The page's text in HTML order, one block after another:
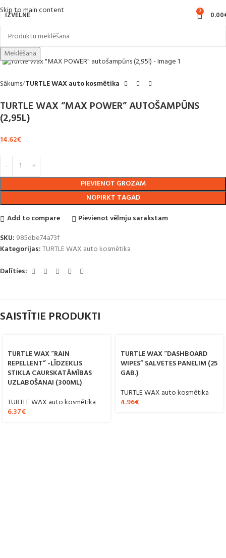
Skip to main content
IZVĒLNE 0 0.00
MeklēšanaNoklikšķiniet, lai palielinātu
Sākums TURTLE WAX auto kosmētika
TURTLE WAX “MAX POWER” AUTOŠAMPŪNS
(2,95L)
14.62€
PIEVIENOT GROZAM
NOPIRKT TAGAD
Add to compare
Pievienot vēlmju sarakstam
SKU: 985dbe74a73f
Kategorijas:TURTLE WAX auto kosmētika
Dalīties:
SAISTĪTIE PRODUKTI
TURTLE WAX “RAIN
REPELLENT” -LĪDZEKLIS
STIKLA CAURSKATĀMĪBAS
UZLABOŠANAI (300ML)
TURTLE WAX auto kosmētika
6.37€
TURTLE WAX “DASHBOARD
WIPES” SALVETES PANELIM (25
GAB.)
TURTLE WAX auto kosmētika
4.96€